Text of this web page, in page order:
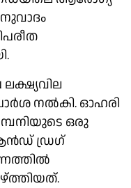
ലക്ഷ്യവില
നൽകി. ഓഹരി
ഒരു
ഡ്രഗ്